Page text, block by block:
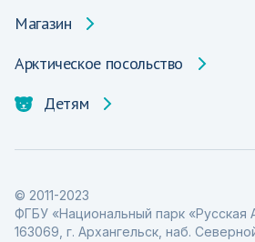
Магазин
Арктическое посольство
Детям
© 2011-2023
ФГБУ «Национальный парк «Русская
163069, г. Архангельск, наб.